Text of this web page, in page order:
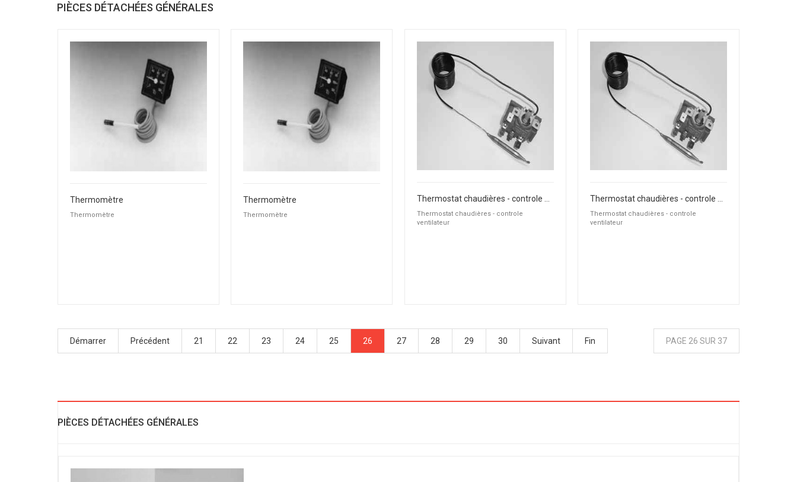
PIÈCES DÉTACHÉES GÉNÉRALES
Thermomètre
Thermomètre
Thermomètre
Thermomètre
Thermostat chaudières - controle
ventilateur
Thermostat chaudières - controle
ventilateur
Démarrer Précédent 21 22 23 24 25 26 27 28 29 30 Suivant Fin PAGE 26 SUR 37
PIÈCES DÉTACHÉES GÉNÉRALES